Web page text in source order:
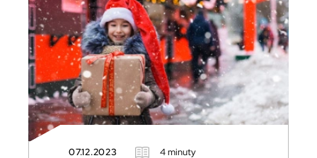
07.12.2023 4 minuty